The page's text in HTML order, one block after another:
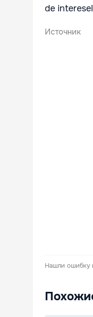
de
Источник
Нашли ошибку